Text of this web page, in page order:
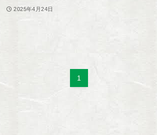
2025年4月24日
1